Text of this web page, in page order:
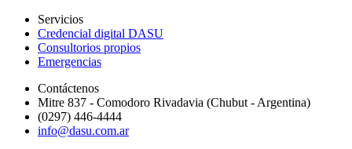
Servicios
Credencial digital DASU
Consultorios propios
Emergencias
Contáctenos
Mitre 837 - Comodoro Rivadavia (Chubut - Argentina)
(0297) 446-4444
info@dasu.com.ar